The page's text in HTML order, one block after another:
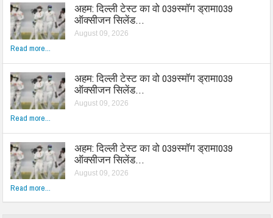
अहम: दिल्ली टेस्ट का वो 039स्मॉग ड्रामा039
ऑक्सीजन सिलेंड…
August 09, 2026
Read more...
अहम: दिल्ली टेस्ट का वो 039स्मॉग ड्रामा039
ऑक्सीजन सिलेंड…
August 09, 2026
Read more...
अहम: दिल्ली टेस्ट का वो 039स्मॉग ड्रामा039
ऑक्सीजन सिलेंड…
August 09, 2026
Read more...